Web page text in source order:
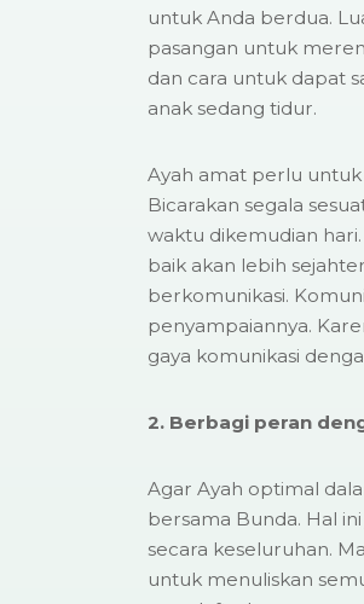
untuk Anda berdua.
pasangan untuk
dan cara untuk dapat
anak sedang tidur.
Ayah amat perlu
Bicarakan segala
waktu dikemudian
baik akan lebih
berkomunikasi.
penyampaiannya.
gaya komunikasi
2. Berbagi peran
Agar Ayah optimal
bersama Bunda. Hal
secara keseluruhan.
untuk menuliskan